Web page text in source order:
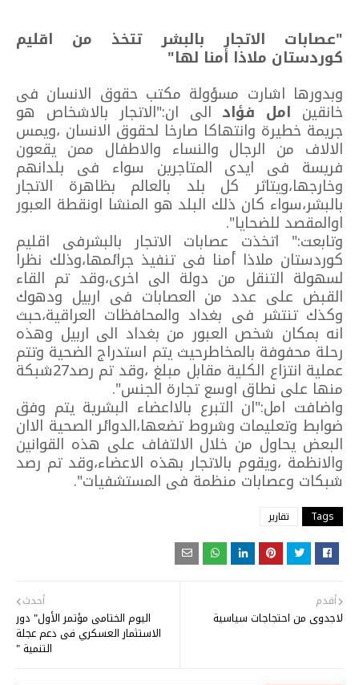
"عصابات الاتجار بالبشر تتخذ من اقليم
كوردستان ملاذا أمنا لها"
وبدورها اشارت مسؤولة مكتب حقوق الانسان فى
خانقين امل فؤاد الى ان:"الاتجار بالاشخاص هو
جريمة خطيرة وانتهاكا صارخا لحقوق الانسان ،ويمس
الالاف من الرجال والنساء والاطفال ممن يقعون
فريسة فى ايدى المتاجرين سواء فى بلدانهم
وخارجها،ويتاثر كل بلد بالعالم بظاهرة الاتجار
بالبشر،سواء كان ذلك البلد هو المنشا اونقطة العبور
اوالمقصد للضحايا".
وتابعت:" اتخذت عصابات الاتجار بالبشرفى اقليم
كوردستان ملاذا أمنا فى تنفيذ جرائمها،وذلك نظرا
لسهولة التنقل من دولة الى اخرى،وقد تم القاء
القبض على عدد من العصابات فى اربيل ودهوك
وكذك تنتشر فى بغداد والمحافظات العراقية،حبث
انه بمكان شخص العبور من بغداد الى اربيل وهذه
رحلة محفوفة بالمخاطرحيث يتم استدراج الضحية وتتم
عملية انتزاع الكلية مقابل مبلغ ،وقد تم رصد27شبكة
منها على نطاق اوسع تجارة الجنس".
واضافت امل:"ان التبرع بالااعضاء البشرية يتم وفق
ضوابط وتعليمات وشروط تضعها،الدوائر الصحية الاان
البعض يحاول من خلال الالتفاف على هذه القوانين
والانظمة ،ويقوم بالاتجار بهذه الاعضاء،وقد تم رصد
شبكات وعصابات منظمة فى المستشفيات".
Tags تقارير
أحدث
اليوم الختامى مؤتمر الأول" دور
الاستثمار العسكري فى دعم عجلة
التنمية "
أقدم
لاجدوى من احتجاجات سياسية